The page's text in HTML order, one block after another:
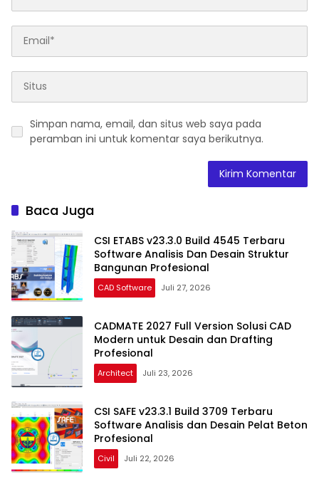
Simpan nama, email, dan situs web saya pada
peramban ini untuk komentar saya berikutnya.
Baca Juga
CSI ETABS v23.3.0 Build 4545 Terbaru
Software Analisis Dan Desain Struktur
Bangunan Profesional
CAD Software Juli 27, 2026
CADMATE 2027 Full Version Solusi CAD
Modern untuk Desain dan Drafting
Profesional
Architect Juli 23, 2026
CSI SAFE v23.3.1 Build 3709 Terbaru
Software Analisis dan Desain Pelat Beton
Profesional
Civil Juli 22, 2026